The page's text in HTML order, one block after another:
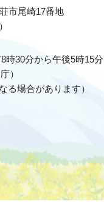
市尾崎17番地
時30分から午後5時15分
）
る場合があります）